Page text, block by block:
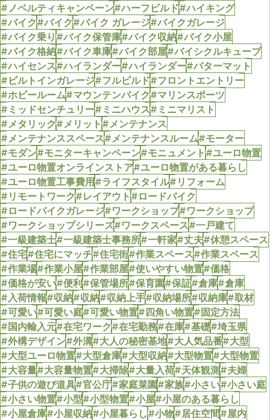
#ノベルティキャンペーン#ハーフビルド#ハイキング
#バイク#バイク#バイク ガレージ#バイクガレージ
#バイク乗り#バイク保管庫#バイク収納#バイク小屋
#バイク格納#バイク車庫#バイク部屋#バイシクルキューブ
#ハイセンス#ハイランダー#ハイランダー#パターマット
#ビルトインガレージ#フルビルド#フロントエントリー
#ホビールーム#マウンテンバイク#マリンスポーツ
#ミッドセンチュリー#ミニハウス#ミニマリスト
#メタリック#メリット#メンテナンス
#メンテナンススペース#メンテナンスルーム#モーター
#モダン#モニターキャンペーン#モニュメント#ユーロ物置
#ユーロ物置オンラインストア#ユーロ物置がある暮らし
#ユーロ物置工事費用#ライフスタイル#リフォーム
#リモートワーク#レイアウト#ロードバイク
#ロードバイクガレージ#ワークショップ#ワークショップ
#ワークショップシリーズ#ワークスペース#一戸建て
#一級建築士#一級建築士事務所#一軒家#丈夫#休憩スペース
#住宅#住宅にマッチ#住宅街#作業スペース#作業スペース
#作業場#作業小屋#作業部屋#使いやすい物置#価格
#価格が安い#便利#保管場所#保育園#保証#倉庫#倉庫
#入荷情報#収納#収納#収納上手#収納場所#収納庫#取材
#可愛い#可愛い庭#可愛い物置#四角い物置#固定方法
#国内輸入元#在宅ワーク#在宅勤務#在庫#基礎#埼玉県
#外構デザイン#外溝#大人の秘密基地#大人気品番#大型
#大型ユーロ物置#大型倉庫#大型収納#大型物置#大型物置
#大容量#大容量物置#大掃除#大量入荷#天体観測#夫婦
#子供の遊び道具#官公庁#家庭菜園#家族#小さい#小さい庭
#小さい物置#小型#小型物置#小屋#小屋のある暮らし
#小屋倉庫#小屋収納#小屋暮らし#小物#居住空間#屋内